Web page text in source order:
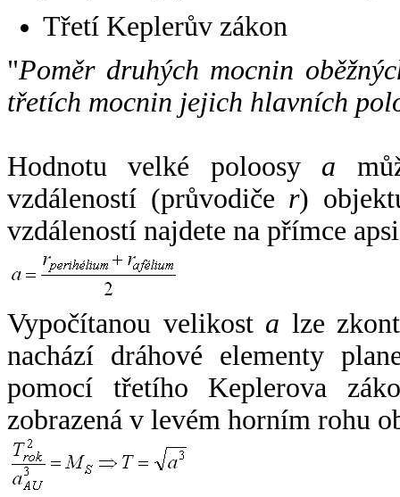
Třetí Keplerův zákon
"Poměr druhých mocnin
třetích mocnin jejich hlavních
Hodnotu velké poloosy a
vzdáleností (průvodiče r)
vzdáleností najdete na přímce
Vypočítanou velikost a lze
nachází dráhové elementy
pomocí třetího Keplerova
zobrazená v levém horním rohu